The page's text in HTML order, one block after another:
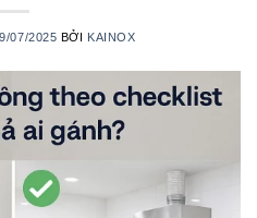
07/2025 BỞI KAINOX